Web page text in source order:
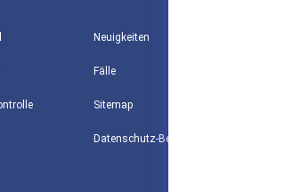
Neuigkeiten
Fälle
Sitemap